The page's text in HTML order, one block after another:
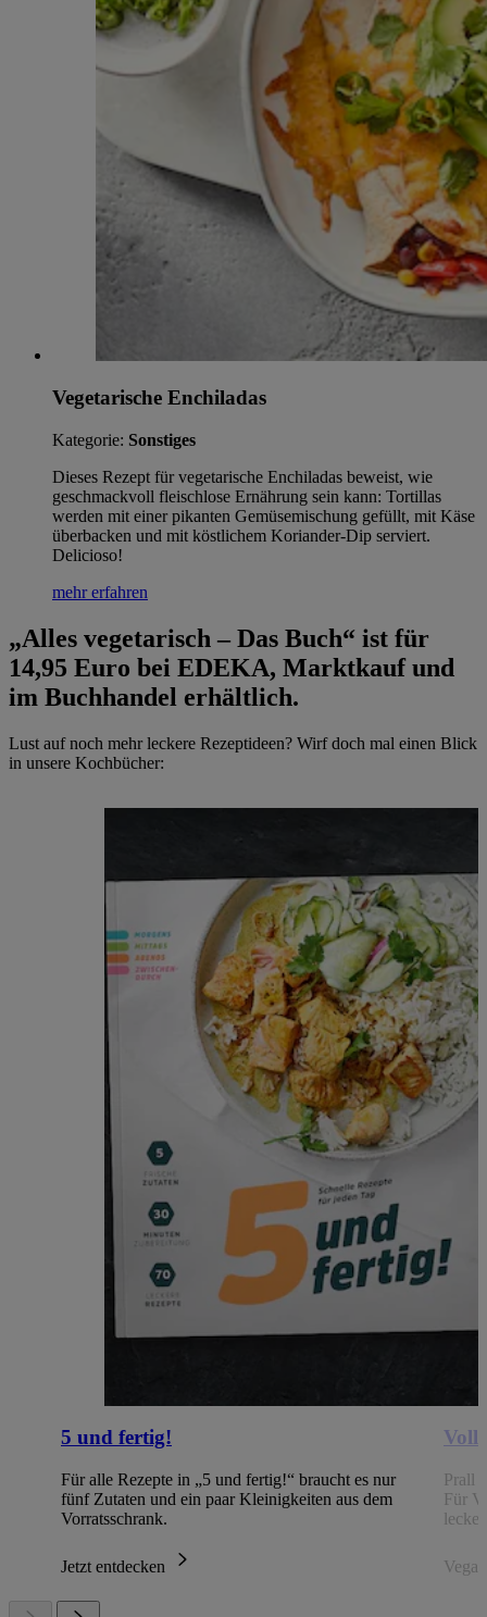
Vegetarische Enchiladas
Kategorie: Sonstiges
Dieses Rezept für vegetarische Enchiladas beweist, wie
geschmackvoll fleischlose Ernährung sein kann: Tortillas
werden mit einer pikanten Gemüsemischung gefüllt, mit Käse
überbacken und mit köstlichem Koriander-Dip serviert.
Delicioso!
mehr erfahren
„Alles vegetarisch – Das Buch“ ist für
14,95 Euro bei EDEKA, Marktkauf und
im Buchhandel erhältlich.
Lust auf noch mehr leckere Rezeptideen? Wirf doch mal einen Blick
in unsere Kochbücher:
5 und fertig!
Für alle Rezepte in „5 und fertig!“ braucht es nur
fünf Zutaten und ein paar Kleinigkeiten aus dem
Vorratsschrank.
Jetzt entdecken
Voll
Prall
Für